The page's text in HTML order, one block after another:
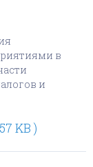
в
и
KB )